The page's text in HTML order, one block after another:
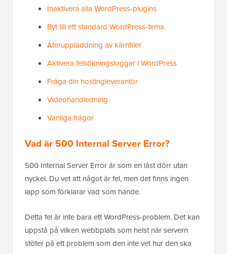
Inaktivera alla WordPress-plugins
Byt till ett standard WordPress-tema
Återuppladdning av kärnfiler
Aktivera felsökningsloggar i WordPress
Fråga din hostingleverantör
Videohandledning
Vanliga frågor
Vad är 500 Internal Server Error?
500 Internal Server Error är som en låst dörr utan
nyckel. Du vet att något är fel, men det finns ingen
lapp som förklarar vad som hände.
Detta fel är inte bara ett WordPress-problem. Det kan
uppstå på vilken webbplats som helst när servern
stöter på ett problem som den inte vet hur den ska